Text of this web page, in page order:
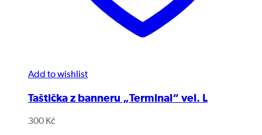
Add to wishlist
Taštička z banneru „Terminal“ vel. L
300 Kč